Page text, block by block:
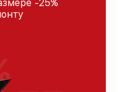
-25%